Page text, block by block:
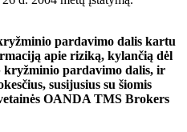
pardavimo dalis kartu
apie riziką, kylančią dėl
kryžminio pardavimo dalis, ir
susijusius su šiomis
OANDA TMS Brokers